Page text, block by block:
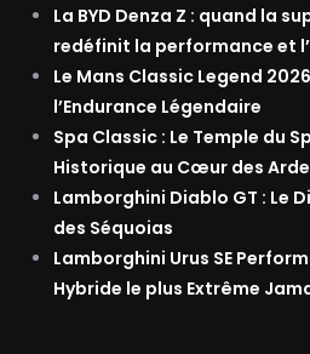
La BYD Denza Z : quand la
redéfinit la performance et
Le Mans Classic Legend
l’Endurance Légendaire
Spa Classic : Le Temple du
Historique au Cœur des
Lamborghini Diablo GT : Le
des Séquoias
Lamborghini Urus SE
Hybride le plus Extrême